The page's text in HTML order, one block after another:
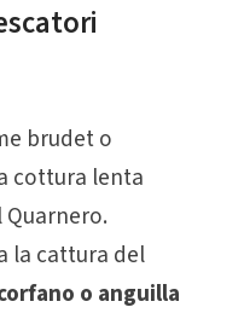
brudet o
cottura lenta
la cattura del
o anguilla